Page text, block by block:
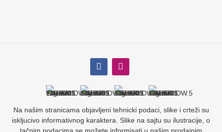
Na našim stranicama objavljeni tehnicki podaci, slike i crteži su
iskljucivo informativnog karaktera. Slike na sajtu su ilustracije, o
tačnim podacima se možete informisati u našim prodajnim